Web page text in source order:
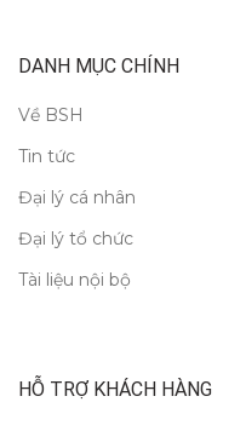
DANH MỤC CHÍNH
Về BSH
Tin tức
Đại lý cá nhân
Đại lý tổ chức
Tài liệu nội bộ
HỖ TRỢ KHÁCH HÀNG